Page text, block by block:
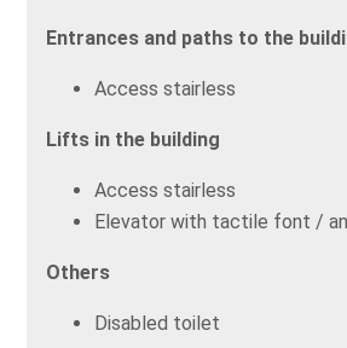
Entrances and paths to the
Access stairless
Lifts in the building
Access stairless
Elevator with tactile font /
Others
Disabled toilet